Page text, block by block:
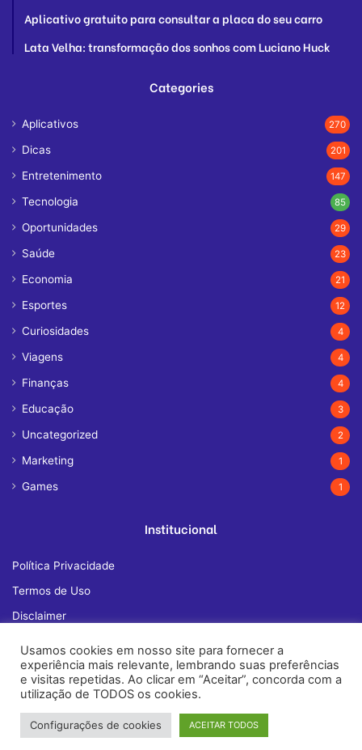
Aplicativo gratuito para consultar a placa do seu carro
Lata Velha: transformação dos sonhos com Luciano Huck
Categories
Aplicativos 270
Dicas 201
Entretenimento 147
Tecnologia 85
Oportunidades 29
Saúde 23
Economia 21
Esportes 12
Curiosidades 4
Viagens 4
Finanças 4
Educação 3
Uncategorized 2
Marketing 1
Games 1
Institucional
Política Privacidade
Termos de Uso
Disclaimer
Fale Conosco
© Copyright 2026, All Rights Reserved |janelatech.com
Usamos cookies em nosso site para fornecer a
experiência mais relevante, lembrando suas preferências
e visitas repetidas. Ao clicar em “Aceitar”, concorda com a
utilização de TODOS os cookies.
Configurações de cookies ACEITAR TODOS